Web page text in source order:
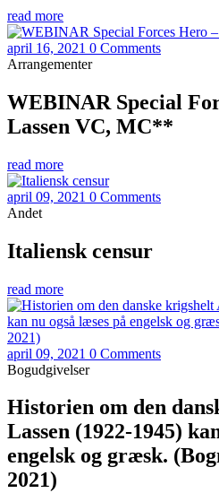
read more
april 16, 2021 0 Comments
Arrangementer
WEBINAR Special
Lassen VC, MC**
read more
april 09, 2021 0 Comments
Andet
Italiensk censur
read more
april 09, 2021 0 Comments
Bogudgivelser
Historien om den
Lassen (1922-1945)
engelsk og græsk.
2021)